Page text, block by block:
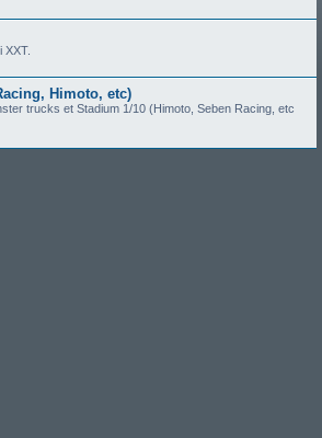
XXT.
Himoto, etc)
trucks et Stadium 1/10 (Himoto, Seben Racing, etc